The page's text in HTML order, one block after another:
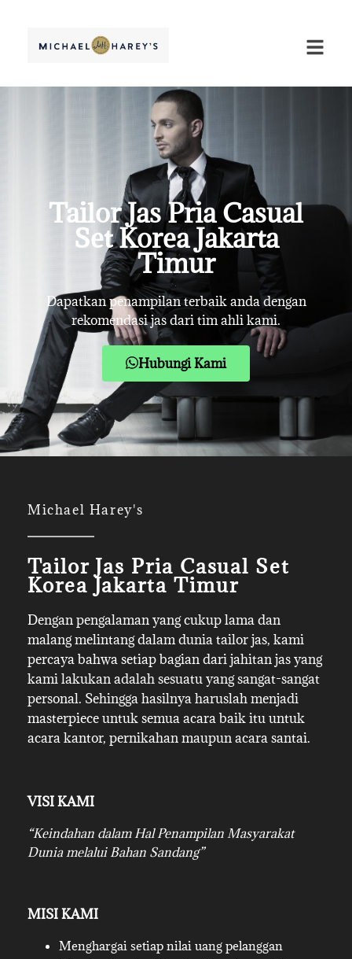
Tailor Jas Pria Casual
Set Korea Jakarta
Timur
Dapatkan penampilan terbaik anda dengan
rekomendasi jas dari tim ahli kami.
Hubungi Kami
Michael Harey's
Tailor Jas Pria Casual Set
Korea Jakarta Timur
Dengan pengalaman yang cukup lama dan
malang melintang dalam dunia tailor jas, kami
percaya bahwa setiap bagian dari jahitan jas yang
kami lakukan adalah sesuatu yang sangat-sangat
personal. Sehingga hasilnya haruslah menjadi
masterpiece untuk semua acara baik itu untuk
acara kantor, pernikahan maupun acara santai.
VISI KAMI
“Keindahan dalam Hal Penampilan Masyarakat
Dunia melalui Bahan Sandang”
MISI KAMI
Menghargai setiap nilai uang pelanggan